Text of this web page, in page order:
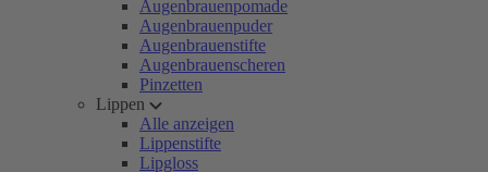
Augenbrauenpomade
Augenbrauenpuder
Augenbrauenstifte
Augenbrauenscheren
Pinzetten
Lippen
Alle anzeigen
Lippenstifte
Lipgloss